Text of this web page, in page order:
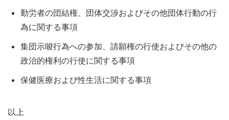
勤労者の団結権、団体交渉およびその他団体行動の行
為に関する事項
集団示唆行為への参加、請願権の行使およびその他の
政治的権利の行使に関する事項
保健医療および性生活に関する事項
以上